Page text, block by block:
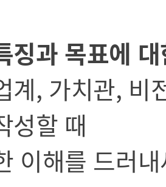
징과 목표에
계, 가치관, 비
성할 때
이해를 드러